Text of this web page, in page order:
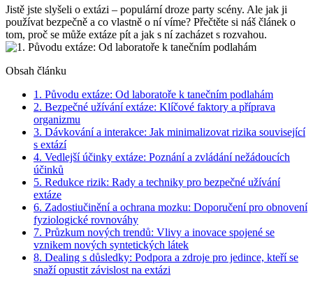
Jistě jste slyšeli o extázi – populární droze party scény. Ale jak ji
používat bezpečně a co vlastně o ní víme? Přečtěte si náš článek o
tom, proč se může extáze pít a jak s ní zacházet s rozvahou.
Obsah článku
1. Původu extáze: Od laboratoře k tanečním podlahám
2. Bezpečné užívání extáze: Klíčové faktory a příprava
organizmu
3. Dávkování a interakce: Jak minimalizovat rizika související
s extází
4. Vedlejší účinky extáze: Poznání a zvládání nežádoucích
účinků
5. Redukce rizik: Rady a techniky pro bezpečné užívání
extáze
6. Zadostiučinění a ochrana mozku: Doporučení pro obnovení
fyziologické rovnováhy
7. Průzkum nových trendů: Vlivy a inovace spojené se
vznikem nových syntetických látek
8. Dealing s důsledky: Podpora a zdroje pro jedince, kteří se
snaží opustit závislost na extázi